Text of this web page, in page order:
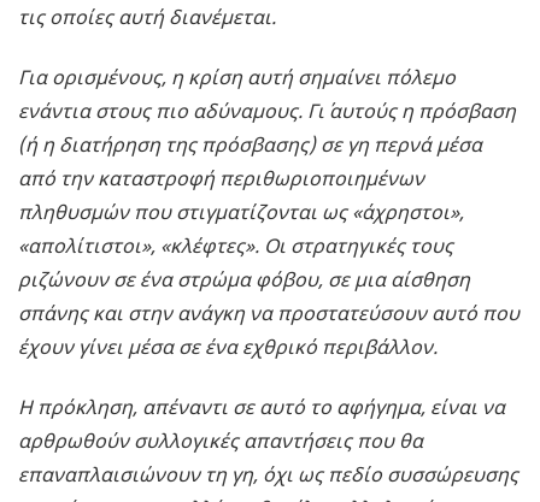
τις οποίες αυτή διανέμεται.
Για ορισμένους, η κρίση αυτή σημαίνει πόλεμο
ενάντια στους πιο αδύναμους. Γι΄ αυτούς η πρόσβαση
(ή η διατήρηση της πρόσβασης) σε γη περνά μέσα
από την καταστροφή περιθωριοποιημένων
πληθυσμών που στιγματίζονται ως «άχρηστοι»,
«απολίτιστοι», «κλέφτες». Οι στρατηγικές τους
ριζώνουν σε ένα στρώμα φόβου, σε μια αίσθηση
σπάνης και στην ανάγκη να προστατεύσουν αυτό που
έχουν γίνει μέσα σε ένα εχθρικό περιβάλλον.
Η πρόκληση, απέναντι σε αυτό το αφήγημα, είναι να
αρθρωθούν συλλογικές απαντήσεις που θα
επαναπλαισιώνουν τη γη, όχι ως πεδίο συσσώρευσης